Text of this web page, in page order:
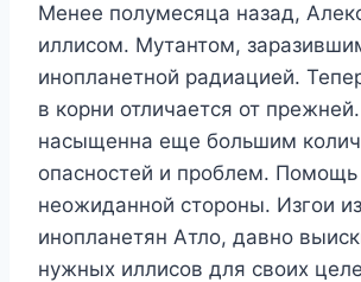
Менее полумесяца назад,
иллисом. Мутантом,
инопланетной радиацией.
в корни отличается от
насыщенна еще большим
опасностей и проблем.
неожиданной стороны. Изгои из
инопланетян Атло, давно
нужных иллисов для своих